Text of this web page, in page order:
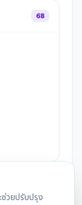
68
ช่วยปรับปรุง